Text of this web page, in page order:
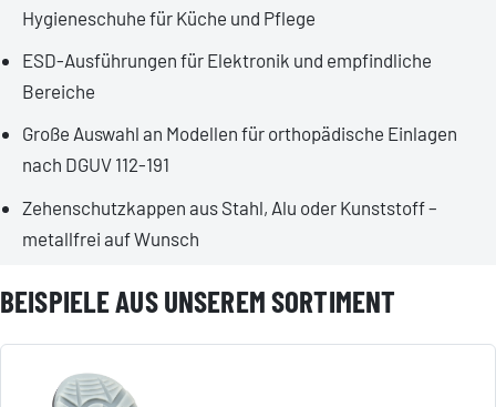
Hygieneschuhe für Küche und Pflege
ESD-Ausführungen für Elektronik und empfindliche
Bereiche
Große Auswahl an Modellen für orthopädische Einlagen
nach DGUV 112-191
Zehenschutzkappen aus Stahl, Alu oder Kunststoff –
metallfrei auf Wunsch
BEISPIELE AUS UNSEREM SORTIMENT